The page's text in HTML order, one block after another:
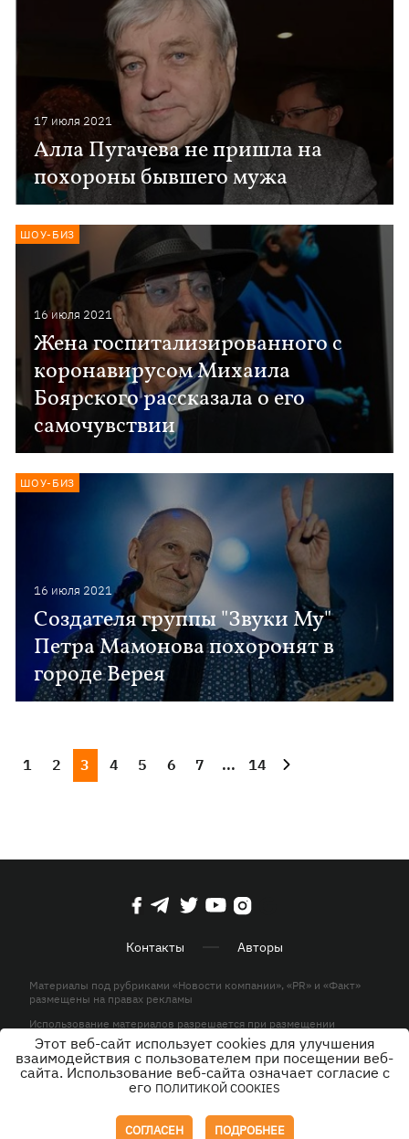
17 июля 2021
Алла Пугачева не пришла на
похороны бывшего мужа
16 июля 2021
Жена госпитализированного с
коронавирусом Михаила
Боярского рассказала о его
самочувствии
ШОУ-БИЗ
16 июля 2021
Создателя группы "Звуки Му"
Петра Мамонова похоронят в
городе Верея
ШОУ-БИЗ
1 2 3 4 5 6 7 ... 14
Контакты Авторы
Материалы под рубриками «Новости компании», «PR» и «Факт»
размещены на правах рекламы
Использование материалов разрешается при размещении
активной гиперссылки на KP.UA в первом абзаце.
© ООО «ЮЛАВ МЕДИА»,2026. Все права защищены.
Этот веб-сайт использует cookies для улучшения
взаимодействия с пользователем при посещении веб-
сайта. Использование веб-сайта означает согласие с
его ПОЛИТИКОЙ COOKIES
СОГЛАСЕН ПОДРОБНЕЕ